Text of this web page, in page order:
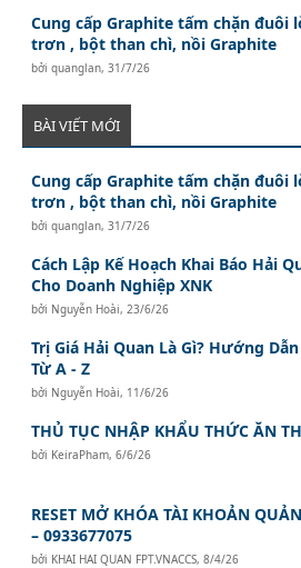
Cung cấp Graphite tấm chặn đuôi
trơn , bột than chì, nồi Graphite
bởiquanglan,31/7/26
BÀI VIẾT MỚI
Cung cấp Graphite tấm chặn đuôi
trơn , bột than chì, nồi Graphite
bởiquanglan,31/7/26
Cách Lập Kế Hoạch Khai Báo Hải
Cho Doanh Nghiệp XNK
bởi Nguyễn Hoài, 23/6/26
Trị Giá Hải Quan Là Gì? Hướng
Từ A - Z
bởi Nguyễn Hoài, 11/6/26
THỦ TỤC NHẬP KHẨU THỨC ĂN
bởi KeiraPham,6/6/26
RESET MỞ KHÓA TÀI KHOẢN
– 0933677075
bởi KHAI HAI QUAN FPT.VNACCS,8/4/26